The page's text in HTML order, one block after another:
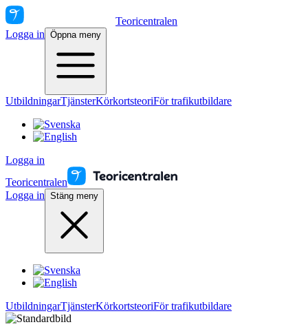
Teoricentralen
Logga in Öppna meny
UtbildningarTjänsterKörkortsteoriFör trafikutbildare
Logga in
Teoricentralen
Logga in Stäng meny
UtbildningarTjänsterKörkortsteoriFör trafikutbildare